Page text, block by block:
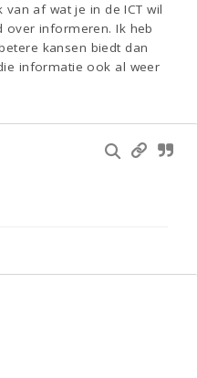
af wat je in de ICT wil
over informeren. Ik heb
kansen biedt dan
informatie ook al weer